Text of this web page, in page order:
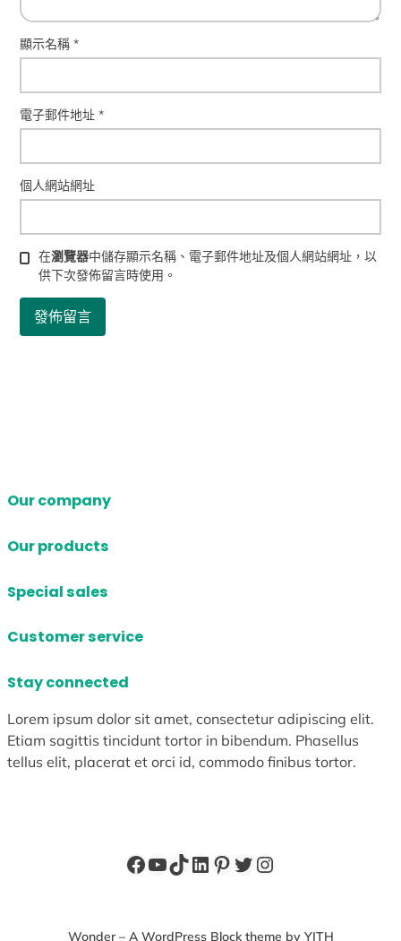
顯示名稱*
電子郵件地址*
個人網站網址
在瀏覽器中儲存顯示名稱、電子郵件地址及個人網站網址，以
供下次發佈留言時使用。
Our company
Our products
Special sales
Customer service
Stay connected
Lorem ipsum dolor sit amet, consectetur adipiscing elit.
Etiam sagittis tincidunt tortor in bibendum. Phasellus
tellus elit, placerat et orci id, commodo finibus tortor.
Facebook
YouTube
TikTok
LinkedIn
Pinterest
X Instagram
Wonder – A WordPress Block theme by YITH